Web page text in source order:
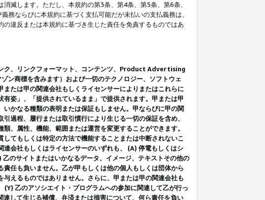
滅します。ただし、本規約の第3条、第4条、第5条、第6条、
ならびに本規約に基づく支払可能だが未払いの支払義務は、
違反または本規約に基づき生じた責任を免責するものではあ
ク、リンクフォーマット、コンテンツ、Product Advertising
ン商標を含みます）および一切のテクノロジー、ソフトウェ
たは甲の関連会社もしくライセンサーによりまたはこれらに
姿」、「提供されているまま」で提供されます。甲または甲
かなる種類の表明または保証もしません。甲ならびに甲の関
過程、履行または取引慣行により生じる一切の保証を含め、
、属性、機能、範囲または運営を変更することができます。
てもしくは特定の方法で機能することまたは中断されないこ
会社もしくはライセンサーのいずれも、 (A) 停電もしくはシ
のサイトまたはいかなるデータ、イメージ、テキストその他の
任も負いません。乙が甲もしくは他の個人もしくは団体から
えるものではありません。さらに、甲または甲の関連会社も
乙のアソシエイト・プログラムへの参加に関連して乙が行っ
して生じる補償、弁済または損害について、何ら責任を負い